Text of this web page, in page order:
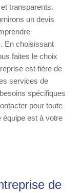
transparents.
un devis
En choisissant
faites le choix
est fière de
services de
spécifiques
pour toute
équipe est à votre
de